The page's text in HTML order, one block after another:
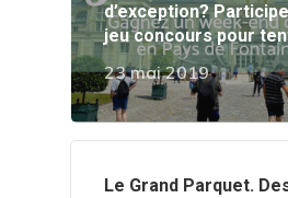
d’exception?
jeu concours pour
23 mai 2019
‍️Le Grand Parquet.